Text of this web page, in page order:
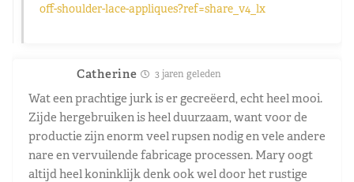
off-shoulder-lace-appliques?ref=share_v4_lx
Catherine 3 jaren geleden
Wat een prachtige jurk is er gecreëerd, echt heel mooi.
Zijde hergebruiken is heel duurzaam, want voor de
productie zijn enorm veel rupsen nodig en vele andere
nare en vervuilende fabricage processen. Mary oogt
altijd heel koninklijk denk ook wel door het rustige